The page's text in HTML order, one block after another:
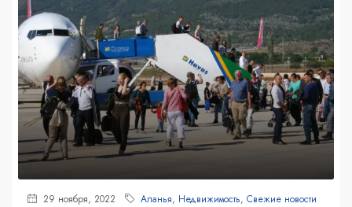
29 ноября, 2022 Аланья, Недвижимость, Свежие новости